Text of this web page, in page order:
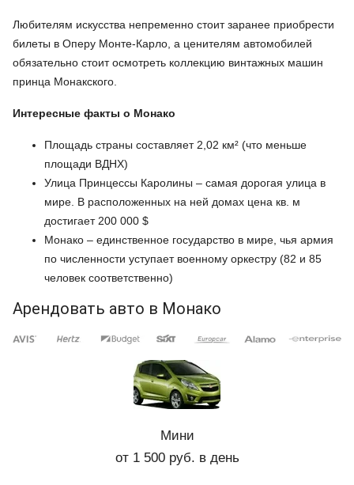
Любителям искусства непременно стоит заранее приобрести
билеты в Оперу Монте-Карло, а ценителям автомобилей
обязательно стоит осмотреть коллекцию винтажных машин
принца Монакского.
Интересные факты о Монако
Площадь страны составляет 2,02 км² (что меньше
площади ВДНХ)
Улица Принцессы Каролины – самая дорогая улица в
мире. В расположенных на ней домах цена кв. м
достигает 200 000 $
Монако – единственное государство в мире, чья армия
по численности уступает военному оркестру (82 и 85
человек соответственно)
Арендовать авто в Монако
Мини
от 1 500 руб. в день